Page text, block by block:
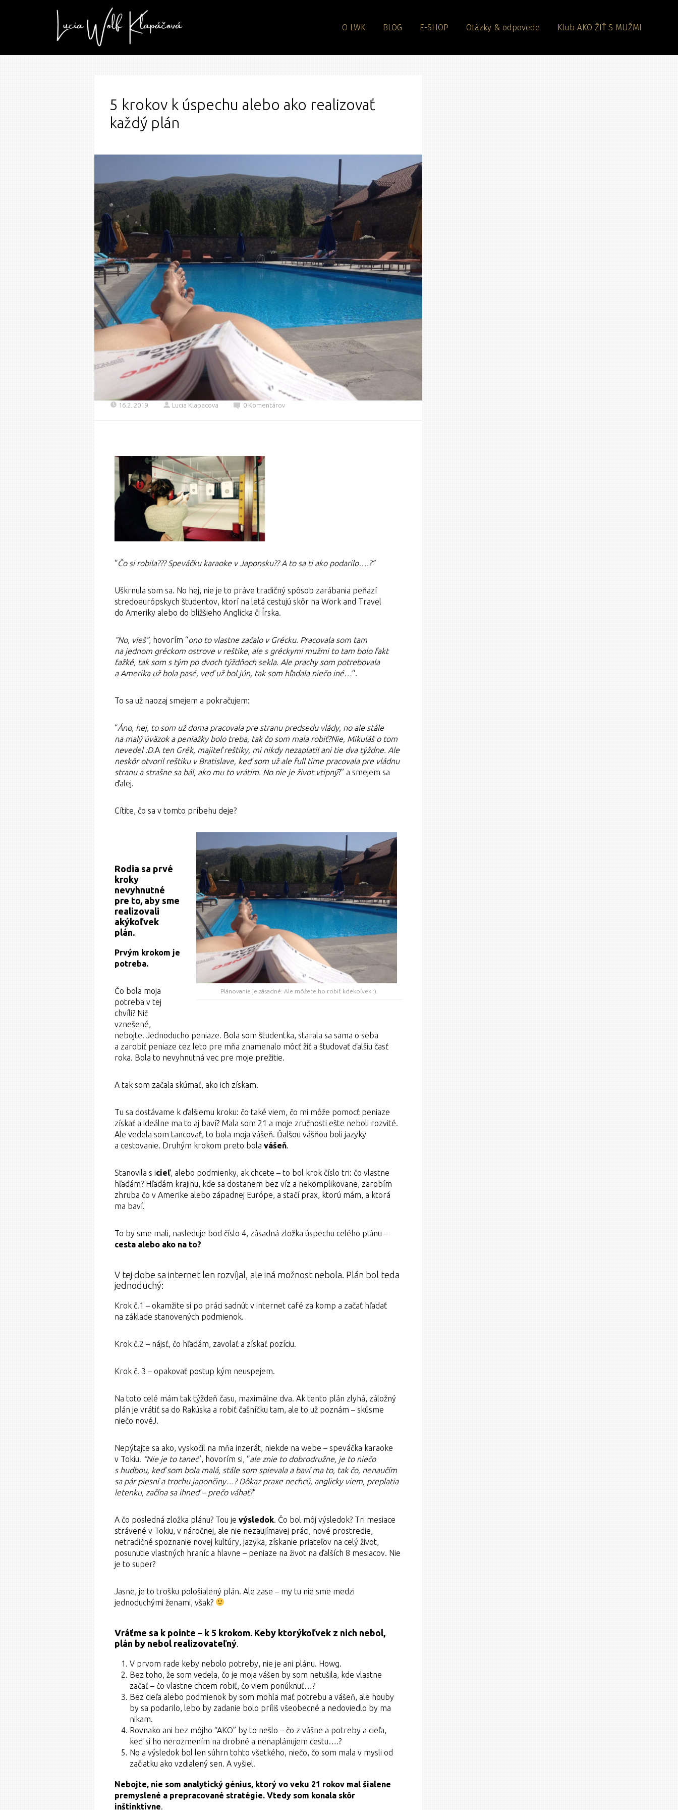
O LWK BLOG E-SHOP Otázky & odpovede Klub AKO ŽIŤ S MUŽMI
5 krokov k úspechu alebo ako realizovať
každý plán
16.2. 2019 Lucia Klapacova 0 Komentárov
“Čo si robila??? Speváčku karaoke v Japonsku?? A to sa ti ako podarilo….?”
Uškrnula som sa. No hej, nie je to práve tradičný spôsob zarábania peňazí
stredoeurópskych študentov, ktorí na letá cestujú skôr na Work and Travel
do Ameriky alebo do bližšieho Anglicka či Írska.
“No, vieš”, hovorím “ono to vlastne začalo v Grécku. Pracovala som tam
na jednom gréckom ostrove v reštike, ale s gréckymi mužmi to tam bolo fakt
ťažké, tak som s tým po dvoch týždňoch sekla. Ale prachy som potrebovala
a Amerika už bola pasé, veď už bol jún, tak som hľadala niečo iné…“.
To sa už naozaj smejem a pokračujem:
“Áno, hej, to som už doma pracovala pre stranu predsedu vlády, no ale stále
na malý úväzok a peniažky bolo treba, tak čo som mala robiť?Nie, Mikuláš o tom
nevedel :D.A ten Grék, majiteľ reštiky, mi nikdy nezaplatil ani tie dva týždne. Ale
neskôr otvoril reštiku v Bratislave, keď som už ale full time pracovala pre vládnu
stranu a strašne sa bál, ako mu to vrátim. No nie je život vtipný?” a smejem sa
ďalej.
Cítite, čo sa v tomto príbehu deje?
Plánovanie je zásadné. Ale môžete ho robiť kdekoľvek :).
Rodia sa prvé
kroky
nevyhnutné
pre to, aby sme
realizovali
akýkoľvek
plán.
Prvým krokom je
potreba.
Čo bola moja
potreba v tej
chvíli? Nič
vznešené,
nebojte. Jednoducho peniaze. Bola som študentka, starala sa sama o seba
a zarobiť peniaze cez leto pre mňa znamenalo môcť žiť a študovať ďalšiu časť
roka. Bola to nevyhnutná vec pre moje prežitie.
A tak som začala skúmať, ako ich získam.
Tu sa dostávame k ďalšiemu kroku: čo také viem, čo mi môže pomocť peniaze
získať a ideálne ma to aj baví? Mala som 21 a moje zručnosti ešte neboli rozvité.
Ale vedela som tancovať, to bola moja vášeň. Ďalšou vášňou boli jazyky
a cestovanie. Druhým krokom preto bola vášeň
Stanovila s icieľ, alebo podmienky, ak chcete – to bol krok číslo tri: čo vlastne
hľadám? Hľadám krajinu, kde sa dostanem bez víz a nekomplikovane, zarobím
zhruba čo v Amerike alebo západnej Európe, a stačí prax, ktorú mám, a ktorá
ma baví.
To by sme mali, nasleduje bod číslo 4, zásadná zložka úspechu celého plánu –
cesta alebo ako na to?
V tej dobe sa internet len rozvíjal, ale iná možnost nebola. Plán bol teda
jednoduchý:
Krok č.1 – okamžite si po práci sadnút v internet café za komp a začať hľadať
na základe stanovených podmienok.
Krok č.2 – nájsť, čo hľadám, zavolať a získať pozíciu.
Krok č. 3 – opakovať postup kým neuspejem.
Na toto celé mám tak týždeň času, maximálne dva. Ak tento plán zlyhá, záložný
plán je vrátiť sa do Rakúska a robiť čašníčku tam, ale to už poznám – skúsme
niečo novéJ.
Nepýtajte sa ako, vyskočil na mňa inzerát, niekde na webe – speváčka karaoke
v Tokiu. “Nie je to tanec”, hovorím si, “ale znie to dobrodružne, je to niečo
s hudbou, keď som bola malá, stále som spievala a baví ma to, tak čo, nenaučím
sa pár piesní a trochu japončiny…? Dôkaz praxe nechcú, anglicky viem, preplatia
letenku, začína sa ihneď – prečo váhať?”
A čo posledná zložka plánu? Tou je výsledok. Čo bol môj výsledok? Tri mesiace
strávené v Tokiu, v náročnej, ale nie nezaujímavej práci, nové prostredie,
netradičné spoznanie novej kultúry, jazyka, získanie priateľov na celý život,
posunutie vlastných hraníc a hlavne – peniaze na život na ďalších 8 mesiacov. Nie
je to super?
Jasne, je to trošku pološialený plán. Ale zase – my tu nie sme medzi
jednoduchými ženami, však?
Vráťme sa k pointe – k 5 krokom. Keby ktorýkoľvek z nich nebol,
plán by nebol realizovateľný
V prvom rade keby nebolo potreby, nie je ani plánu. Howg.
Bez toho, že som vedela, čo je moja vášen by som netušila, kde vlastne
začať – čo vlastne chcem robiť, čo viem ponúknuť…?
Bez cieľa alebo podmienok by som mohla mať potrebu a vášeň, ale houby
by sa podarilo, lebo by zadanie bolo príliš všeobecné a nedoviedlo by ma
nikam.
Rovnako ani bez môjho “AKO” by to nešlo – čo z vášne a potreby a cieľa,
keď si ho nerozmením na drobné a nenaplánujem cestu….?
No a výsledok bol len súhrn tohto všetkého, niečo, čo som mala v mysli od
začiatku ako vzdialený sen. A vyšiel.
Nebojte, nie som analytický génius, ktorý vo veku 21 rokov mal šialene
premyslené a prepracované stratégie. Vtedy som konala skôr
inštinktívne.